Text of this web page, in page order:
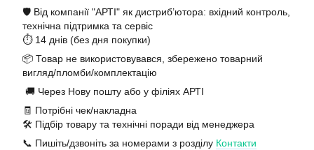
🛡️ Від компанії "АРТІ" як дистриб’ютора: вхідний контроль,
технічна підтримка та сервіс
⏱️ 14 днів (без дня покупки)
📦 Товар не використовувався, збережено товарний
вигляд/пломби/комплектацію
🚚 Через Нову пошту або у філіях АРТІ
🧾 Потрібні чек/накладна
🛠️ Підбір товару та технічні поради від менеджера
📞 Пишіть/дзвоніть за номерами з розділу Контакти